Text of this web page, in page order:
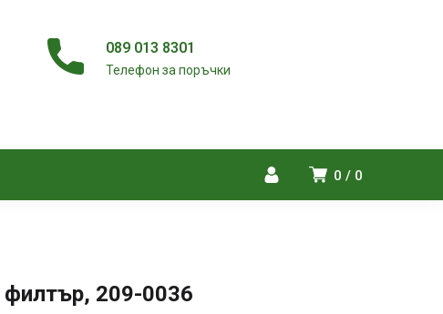
089 013 8301
Телефон за поръчки
0 0
209-0036